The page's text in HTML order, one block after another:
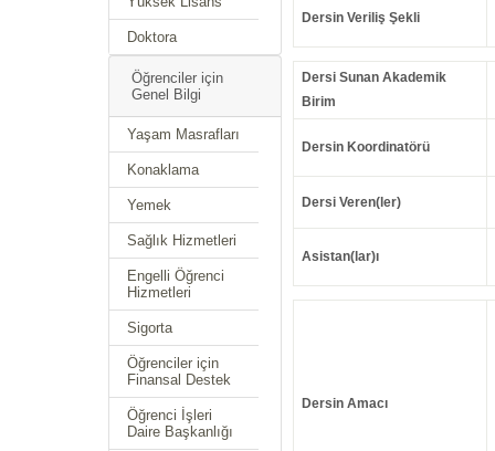
Doktora
Öğrenciler için
Genel Bilgi
Yaşam Masrafları
Konaklama
Yemek
Sağlık Hizmetleri
Engelli Öğrenci
Hizmetleri
Sigorta
Öğrenciler için
Finansal Destek
Öğrenci İşleri
Daire Başkanlığı
Dersin Veriliş Şekli
Dersi Sunan Akademik
Birim
Dersin Koordinatörü
Dersi Veren(ler)
Asistan(lar)ı
Dersin Amacı